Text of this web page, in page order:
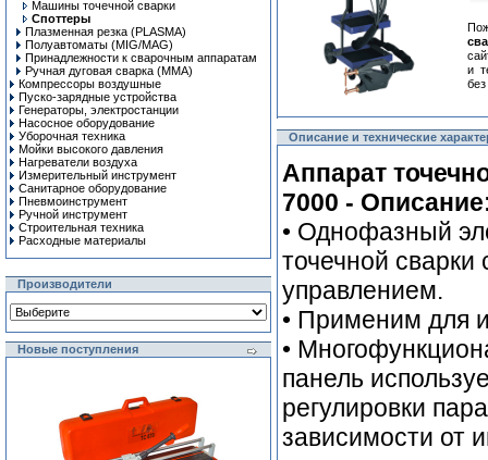
Машины точечной сварки
Споттеры
Плазменная резка (PLASMA)
Полуавтоматы (MIG/MAG)
Принадлежности к сварочным аппаратам
Ручная дуговая сварка (MMA)
Компрессоры воздушные
Пуско-зарядные устройства
Генераторы, электростанции
Насосное оборудование
Уборочная техника
Мойки высокого давления
Нагреватели воздуха
Измерительный инструмент
Санитарное оборудование
Пневмоинструмент
Ручной инcтрумент
Строительная техника
Расходные материалы
Производители
Новые поступления
и
Описание и технические
Аппарат
7000 -
• Однофазный
точечной
управлением.
• Применим для
•
панель
регулировки
зависимости от